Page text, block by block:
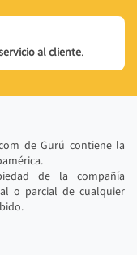
al cliente.
de Gurú contiene la
de la compañía
o parcial de cualquier